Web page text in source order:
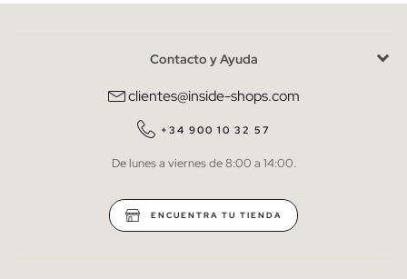
He leído y entiendo lapolítica de privacidad
QUIERO SUSCRIBIRME
* Puedes cancelar la suscripción en cualquier momento.
Contacto y Ayuda
clientes@inside-shops.com
+34 900 10 32 57
De lunes a viernes de 8:00 a 14:00.
ENCUENTRA TU TIENDA